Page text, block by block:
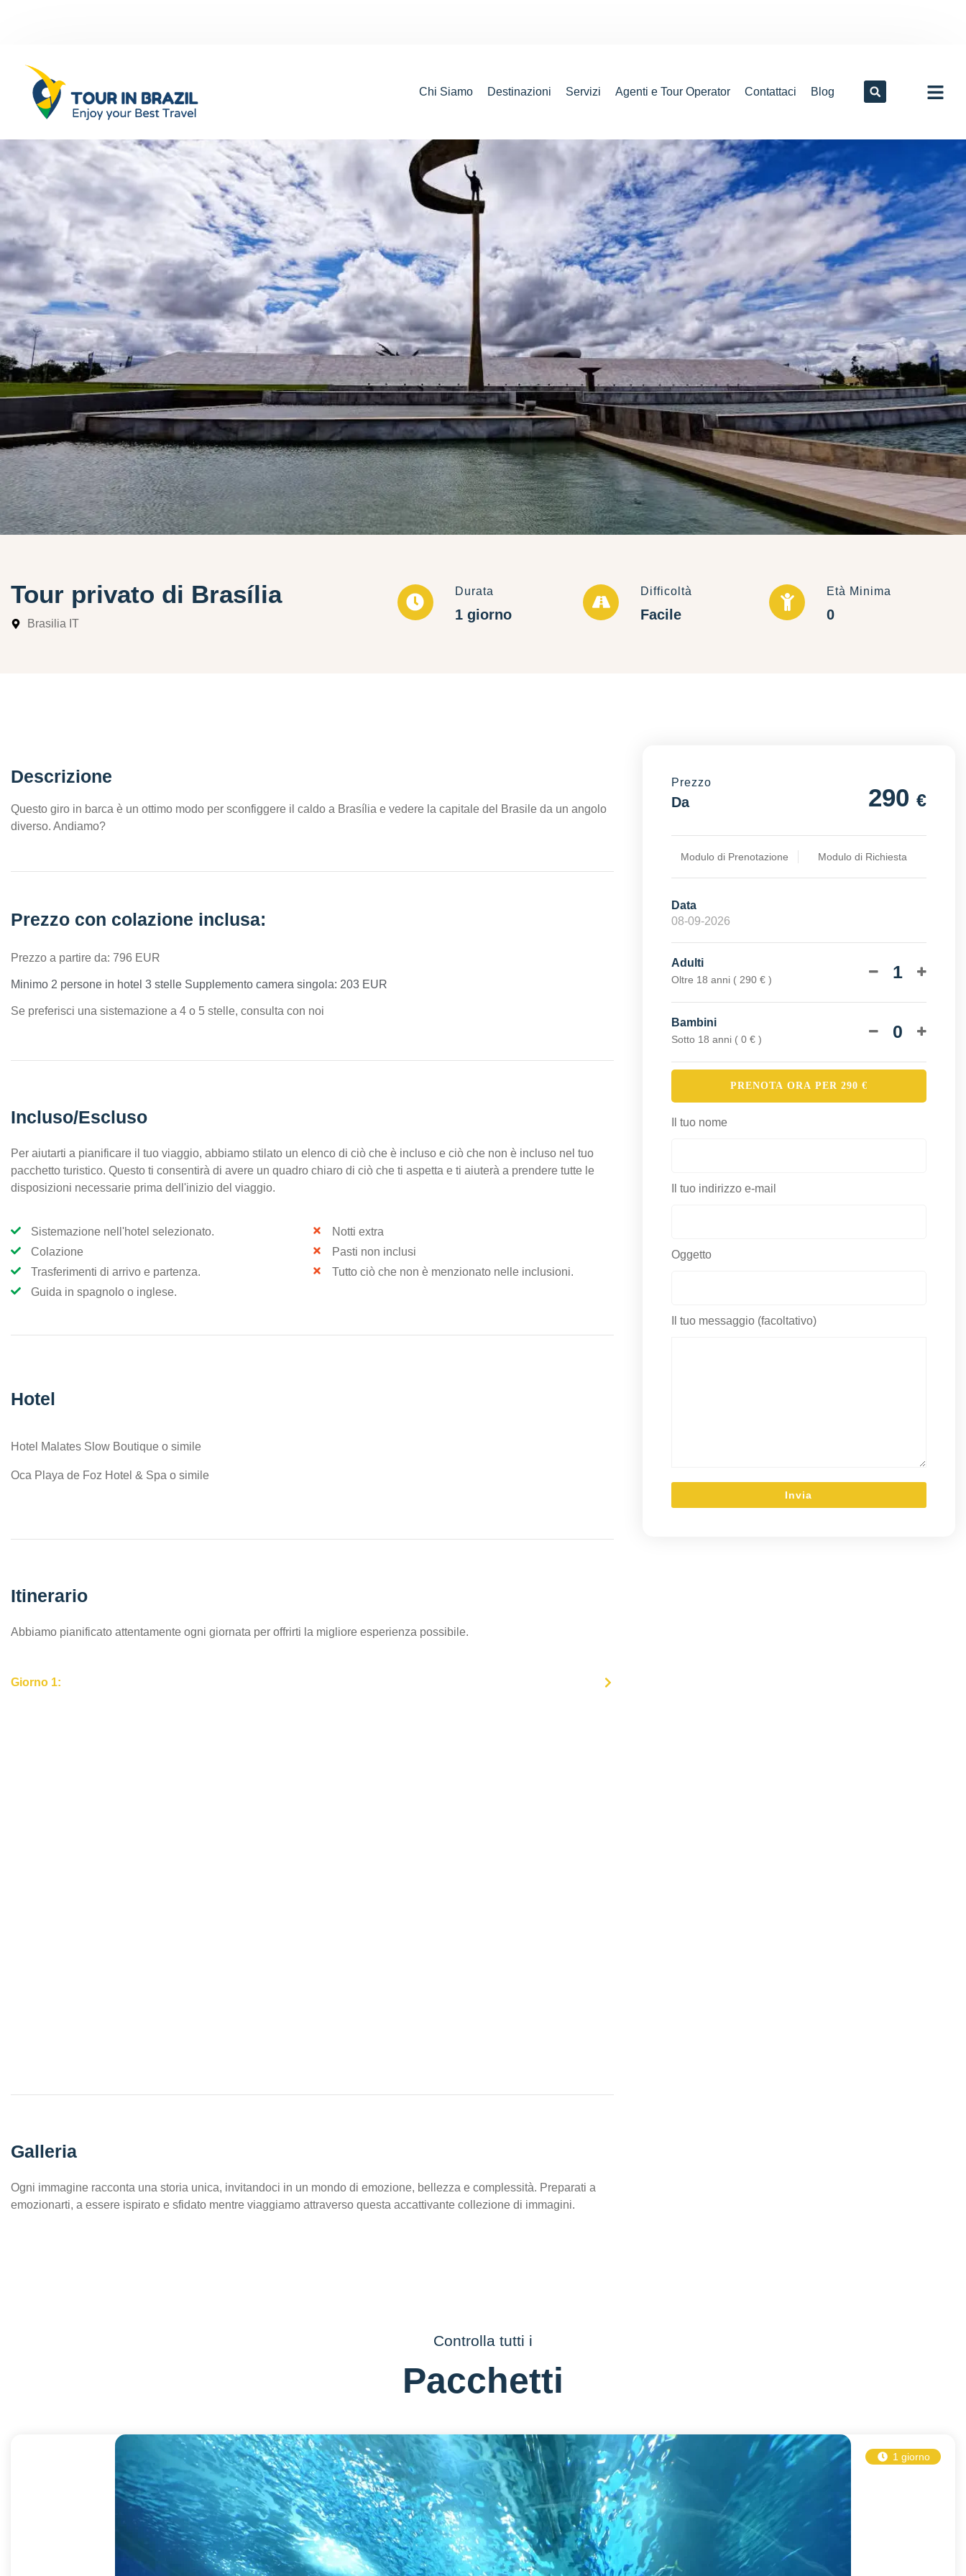
Chi Siamo Destinazioni Servizi Agenti e Tour Operator Contattaci Blog
Tour privato di Brasília
Brasilia IT
Durata
1 giorno
Difficoltà
Facile
Età Minima
0
Descrizione
Questo giro in barca è un ottimo modo per sconfiggere il caldo a Brasília e vedere la capitale del Brasile da un angolo
diverso. Andiamo?
Prezzo con colazione inclusa:
Prezzo a partire da: 796 EUR
Minimo 2 persone in hotel 3 stelle Supplemento camera singola: 203 EUR
Se preferisci una sistemazione a 4 o 5 stelle, consulta con noi
Incluso/Escluso
Per aiutarti a pianificare il tuo viaggio, abbiamo stilato un elenco di ciò che è incluso e ciò che non è incluso nel tuo
pacchetto turistico. Questo ti consentirà di avere un quadro chiaro di ciò che ti aspetta e ti aiuterà a prendere tutte le
disposizioni necessarie prima dell'inizio del viaggio.
Sistemazione nell'hotel selezionato.
Colazione
Trasferimenti di arrivo e partenza.
Guida in spagnolo o inglese.
Notti extra
Pasti non inclusi
Tutto ciò che non è menzionato nelle inclusioni.
Hotel
Hotel Malates Slow Boutique o simile
Oca Playa de Foz Hotel & Spa o simile
Itinerario
Abbiamo pianificato attentamente ogni giornata per offrirti la migliore esperienza possibile.
Giorno 1:
Galleria
Ogni immagine racconta una storia unica, invitandoci in un mondo di emozione, bellezza e complessità. Preparati a
emozionarti, a essere ispirato e sfidato mentre viaggiamo attraverso questa accattivante collezione di immagini.
Prezzo
Da 290 €
Modulo di Prenotazione Modulo di Richiesta
Data
Adulti
Oltre 18 anni ( 290 € ) 1
Bambini
Sotto 18 anni ( 0 € ) 0
PRENOTA ORA PER 290 €
Il tuo nome
Il tuo indirizzo e-mail
Oggetto
Il tuo messaggio (facoltativo)
Controlla tutti i
Pacchetti
1 giorno